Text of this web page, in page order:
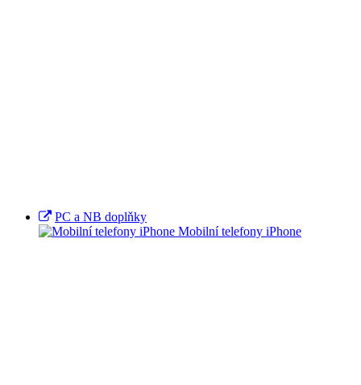
PC a NB doplňky
Mobilní telefony iPhone